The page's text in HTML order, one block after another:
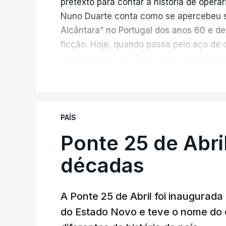
pretexto para contar a história de
Nuno Duarte conta como se
Alcântara” no Portugal dos anos 60 e
ficção. Hoje, quando passa pelo aço
infraestrutura, à época, a maior ponte
num contraste entre o apogeu da
regime em declínio, com a guerra
dia em que se assinalam os 60 anos
entrevista à RTP, quais as fontes de
PAÍS
Ponte 25 de
décadas
A Ponte 25 de Abril foi
do Estado Novo e teve o nome